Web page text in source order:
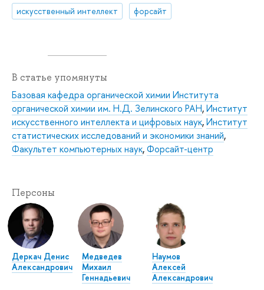
искусственный интеллект форсайт
В статье упомянуты
Базовая кафедра органической химии Института
органической химии им. Н.Д. Зелинского РАН,Институт
искусственного интеллекта и цифровых наук,Институт
статистических исследований и экономики знаний,
Факультет компьютерных наук,Форсайт-центр
Персоны
Деркач Денис
Александрович
Медведев
Михаил
Геннадьевич
Наумов
Алексей
Александрович